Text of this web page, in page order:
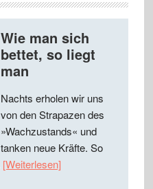
Wie man sich
bettet, so liegt
man
Nachts erholen wir uns
von den Strapazen des
»Wachzustands« und
tanken neue Kräfte. So
[Weiterlesen]